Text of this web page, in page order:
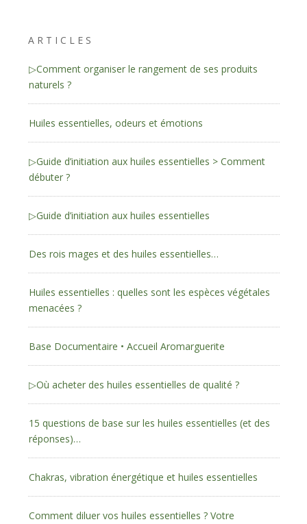
ARTICLES
▷Comment organiser le rangement de ses produits
naturels ?
Huiles essentielles, odeurs et émotions
▷Guide d’initiation aux huiles essentielles > Comment
débuter ?
▷Guide d’initiation aux huiles essentielles
Des rois mages et des huiles essentielles…
Huiles essentielles : quelles sont les espèces végétales
menacées ?
Base Documentaire • Accueil Aromarguerite
▷Où acheter des huiles essentielles de qualité ?
15 questions de base sur les huiles essentielles (et des
réponses)…
Chakras, vibration énergétique et huiles essentielles
Comment diluer vos huiles essentielles ? Votre